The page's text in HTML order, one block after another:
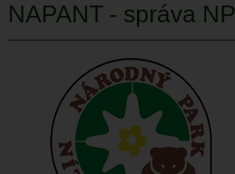
NAPANT - správa NP